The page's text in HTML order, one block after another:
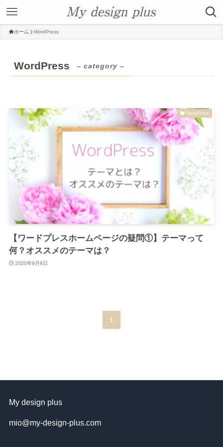
ホーム WordPress
WordPress – category –
WordPress
【ワードプレスホームページの疑問①】テーマって
何？オススメのテーマは？
2020年9月6日
1
My design plus
mio@my-design-plus.com